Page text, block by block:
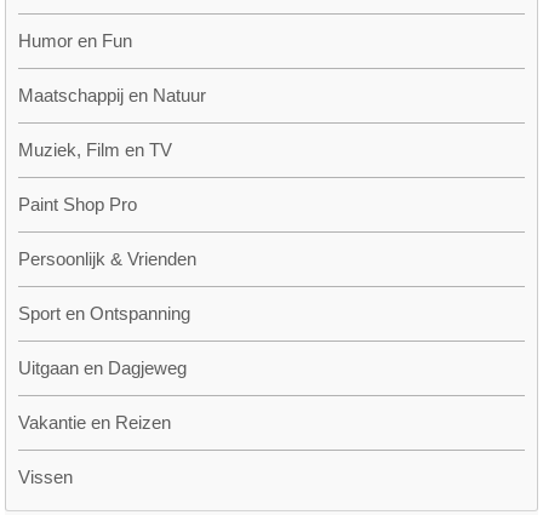
Humor en Fun
Maatschappij en Natuur
Muziek, Film en TV
Paint Shop Pro
Persoonlijk & Vrienden
Sport en Ontspanning
Uitgaan en Dagjeweg
Vakantie en Reizen
Vissen